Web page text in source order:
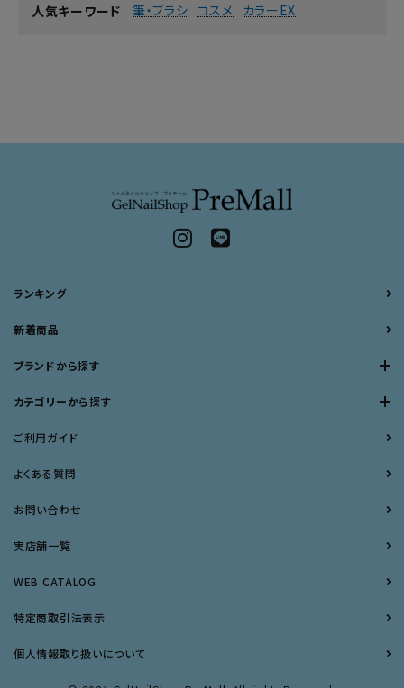
人気キーワード 筆・ブラシ コスメ カラーEX
ランキング
新着商品
ブランドから探す
カテゴリーから探す
ご利用ガイド
よくある質問
お問い合わせ
実店舗一覧
WEB CATALOG
特定商取引法表示
個人情報取り扱いについて